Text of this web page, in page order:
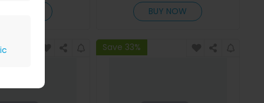
BUY NOW
Save 33%